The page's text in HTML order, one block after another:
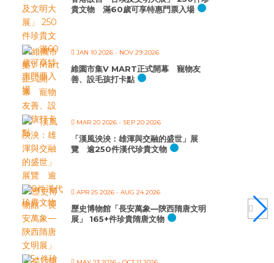
貴文物 滿60歲可享特惠門票入場
JAN 10 2026 - NOV 29 2026
維園市集V MART正式開幕 寵物友
善、設毛孩打卡點
MAR 20 2026 - SEP 20 2026
「漢風泱泱：雄渾與交融的盛世」展
覽 逾250件漢代珍貴文物
APR 25 2026 - AUG 24 2026
歷史博物館「長安萬象—陝西隋唐文明
展」 165+件珍貴隋唐文物